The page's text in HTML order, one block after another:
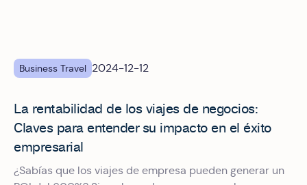
Business Travel 2024-12-12
La rentabilidad de los viajes de negocios:
Claves para entender su impacto en el éxito
empresarial
¿Sabías que los viajes de empresa pueden generar un